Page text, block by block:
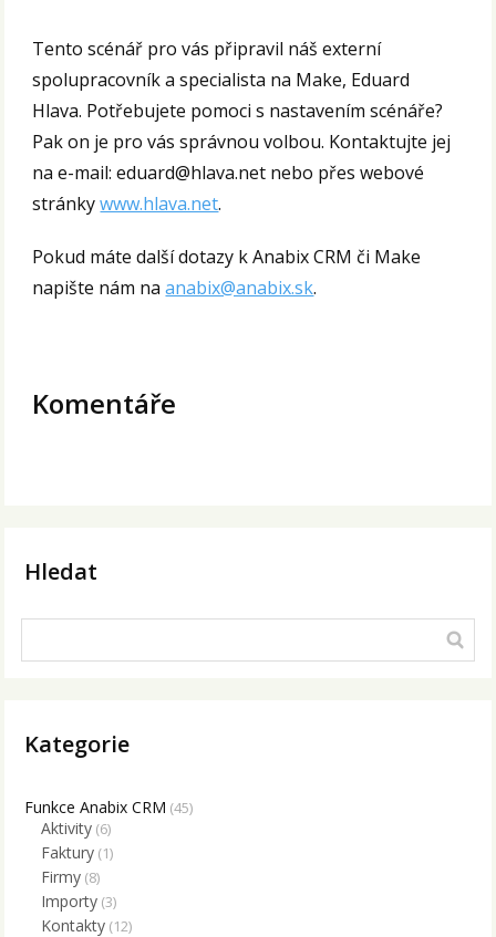
Tento scénář pro vás připravil náš externí
spolupracovník a specialista na Make, Eduard
Hlava. Potřebujete pomoci s nastavením scénáře?
Pak on je pro vás správnou volbou. Kontaktujte jej
na e-mail: eduard@hlava.net nebo přes webové
stránkywww.hlava.net.
Pokud máte další dotazy k Anabix CRM či Make
napište nám naanabix@anabix.sk.
Komentáře
Hledat
Kategorie
Funkce Anabix CRM (45)
Aktivity (6)
Faktury (1)
Firmy (8)
Importy (3)
Kontakty (12)